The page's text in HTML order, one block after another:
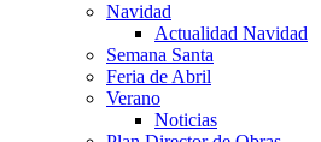
Navidad
Actualidad Navidad
Semana Santa
Feria de Abril
Verano
Noticias